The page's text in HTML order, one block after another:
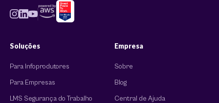
Soluções
Para Infoprodutores
Para Empresas
LMS Segurança do Trabalho
Empresa
Sobre
Blog
Central de Ajuda